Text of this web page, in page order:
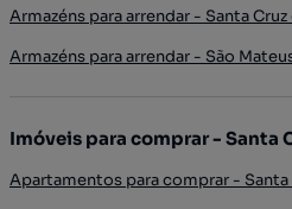
Armazéns para arrendar - Santa
Armazéns para arrendar - São
Imóveis para comprar - Santa
Apartamentos para comprar - Santa